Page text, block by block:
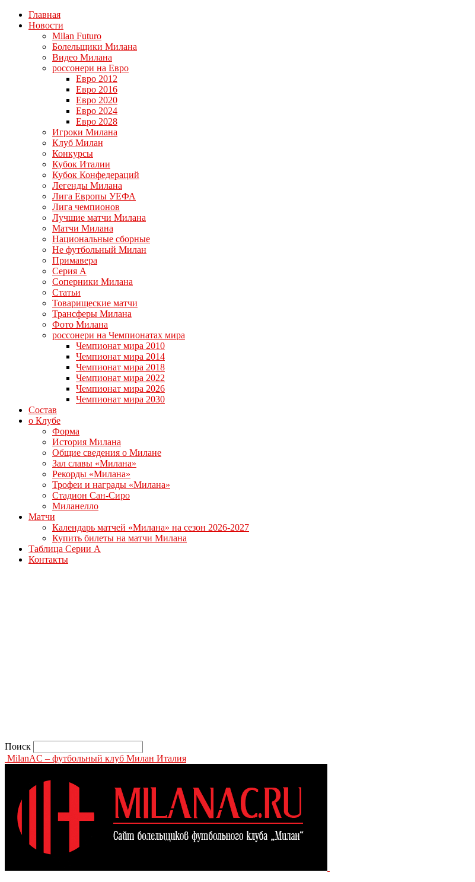
Главная
Новости
Milan Futuro
Болельщики Милана
Видео Милана
россонери на Евро
Евро 2012
Евро 2016
Евро 2020
Евро 2024
Евро 2028
Игроки Милана
Клуб Милан
Конкурсы
Кубок Италии
Кубок Конфедераций
Легенды Милана
Лига Европы УЕФА
Лига чемпионов
Лучшие матчи Милана
Матчи Милана
Национальные сборные
Не футбольный Милан
Примавера
Серия А
Соперники Милана
Статьи
Товарищеские матчи
Трансферы Милана
Фото Милана
россонери на Чемпионатах мира
Чемпионат мира 2010
Чемпионат мира 2014
Чемпионат мира 2018
Чемпионат мира 2022
Чемпионат мира 2026
Чемпионат мира 2030
Состав
о Клубе
Форма
История Милана
Общие сведения о Милане
Зал славы «Милана»
Рекорды «Милана»
Трофеи и награды «Милана»
Стадион Сан-Сиро
Миланелло
Матчи
Календарь матчей «Милана» на сезон 2026-2027
Купить билеты на матчи Милана
Таблица Серии А
Контакты
Поиск
MilanAC – футбольный клуб Милан Италия